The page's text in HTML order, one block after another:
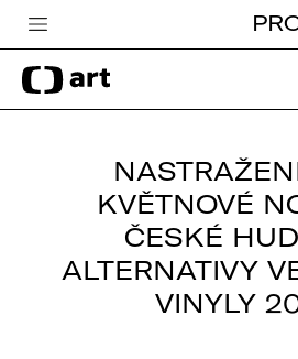
Česká televize
Zpravodajství
Pro děti
KVĚTNOVÉ
ČESKÉ
ALTERNATIVY
VINYLY